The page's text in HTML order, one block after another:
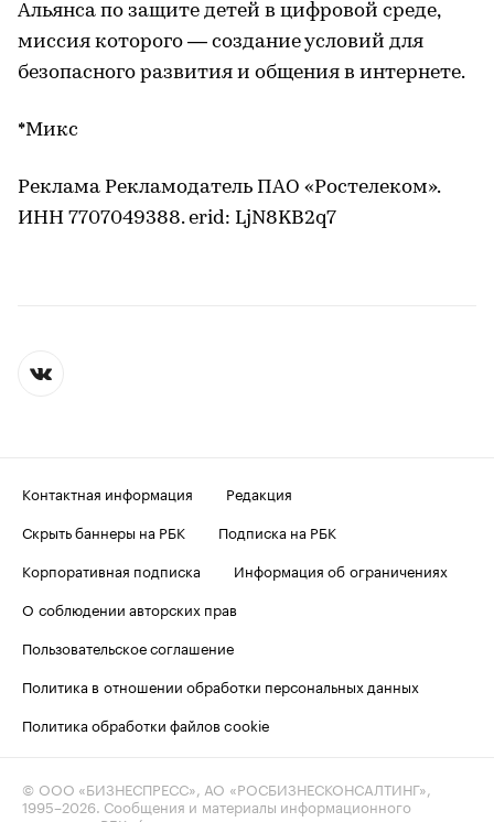
Альянса по защите детей в цифровой среде,
миссия которого — создание условий для
безопасного развития и общения в интернете.
*Микс
Реклама Рекламодатель ПАО «Ростелеком».
ИНН 7707049388. erid: LjN8KB2q7
Контактная информация
Редакция
Скрыть баннеры на РБК
Подписка на РБК
Корпоративная подписка
Информация об ограничениях
О соблюдении авторских прав
Пользовательское соглашение
Политика в отношении обработки персональных данных
Политика обработки файлов cookie
© ООО «БИЗНЕСПРЕСС», АО «РОСБИЗНЕСКОНСАЛТИНГ»,
1995–2026. Сообщения и материалы информационного